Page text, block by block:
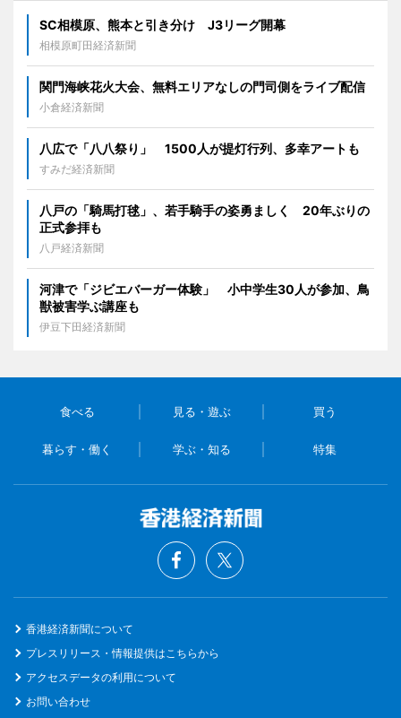
SC相模原、熊本と引き分け J3リーグ開幕
相模原町田経済新聞
関門海峡花火大会、無料エリアなしの門司側をライブ配信
小倉経済新聞
八広で「八八祭り」 1500人が提灯行列、多幸アートも
すみだ経済新聞
八戸の「騎馬打毬」、若手騎手の姿勇ましく 20年ぶりの
正式参拝も
八戸経済新聞
河津で「ジビエバーガー体験」 小中学生30人が参加、鳥
獣被害学ぶ講座も
伊豆下田経済新聞
食べる 見る・遊ぶ 買う
暮らす・働く 学ぶ・知る 特集
香港経済新聞について
プレスリリース・情報提供はこちらから
アクセスデータの利用について
お問い合わせ